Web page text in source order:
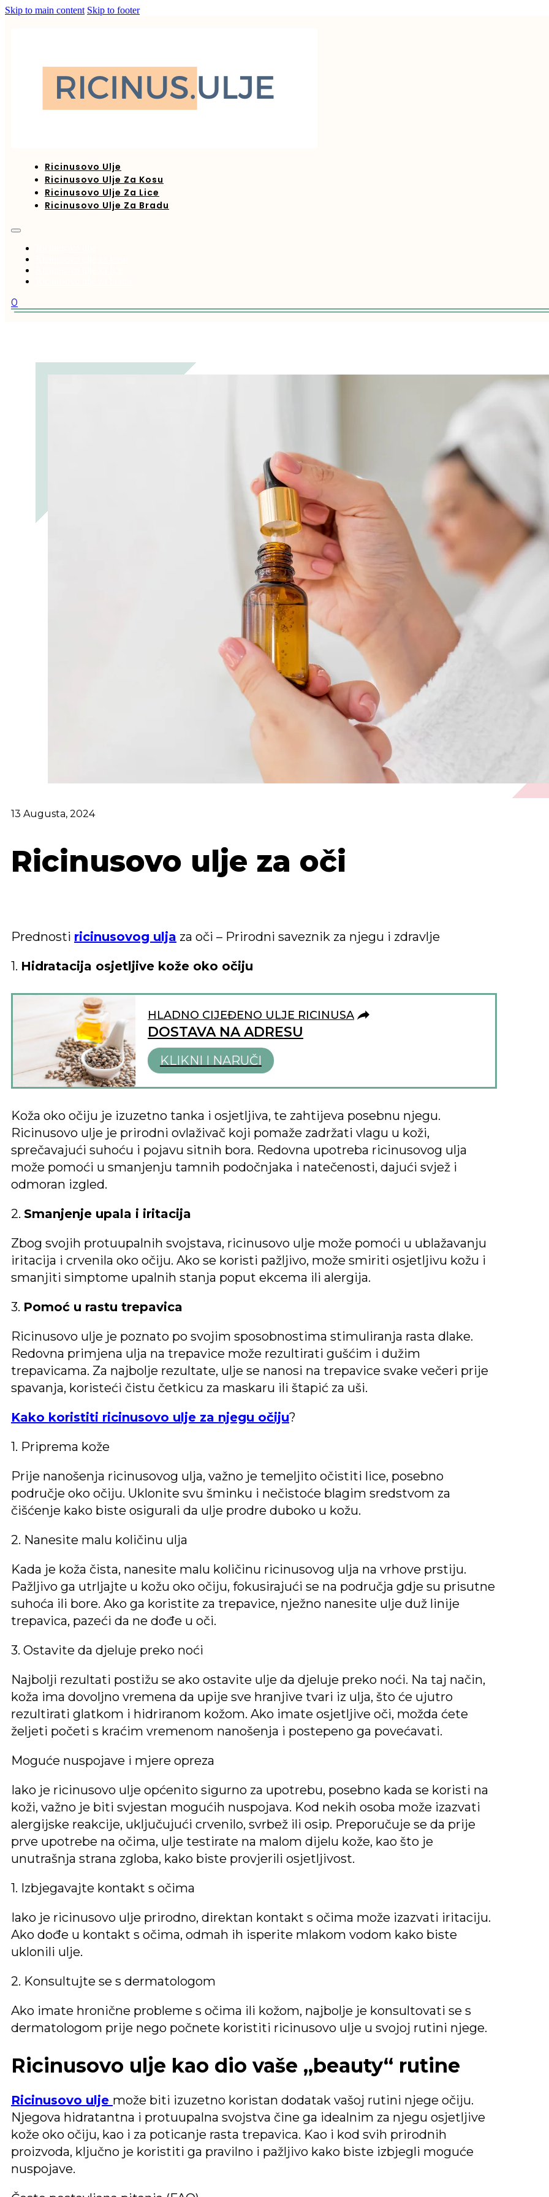
Skip to main content Skip to footer
Ricinusovo Ulje
Ricinusovo Ulje Za Kosu
Ricinusovo Ulje Za Lice
Ricinusovo Ulje Za Bradu
0
13 Augusta, 2024
Ricinusovo ulje za oči
Prednosti ricinusovog ulja za oči – Prirodni saveznik za njegu i zdravlje
1. Hidratacija osjetljive kože oko očiju
HLADNO CIJEĐENO ULJE RICINUSA
DOSTAVA NA ADRESU
KLIKNI I NARUČI
Koža oko očiju je izuzetno tanka i osjetljiva, te zahtijeva posebnu njegu.
Ricinusovo ulje je prirodni ovlaživač koji pomaže zadržati vlagu u koži,
sprečavajući suhoću i pojavu sitnih bora. Redovna upotreba ricinusovog ulja
može pomoći u smanjenju tamnih podočnjaka i natečenosti, dajući svjež i
odmoran izgled.
2. Smanjenje upala i iritacija
Zbog svojih protuupalnih svojstava, ricinusovo ulje može pomoći u ublažavanju
iritacija i crvenila oko očiju. Ako se koristi pažljivo, može smiriti osjetljivu kožu i
smanjiti simptome upalnih stanja poput ekcema ili alergija.
3. Pomoć u rastu trepavica
Ricinusovo ulje je poznato po svojim sposobnostima stimuliranja rasta dlake.
Redovna primjena ulja na trepavice može rezultirati gušćim i dužim
trepavicama. Za najbolje rezultate, ulje se nanosi na trepavice svake večeri prije
spavanja, koristeći čistu četkicu za maskaru ili štapić za uši.
Kako koristiti ricinusovo ulje za njegu očiju?
1. Priprema kože
Prije nanošenja ricinusovog ulja, važno je temeljito očistiti lice, posebno
područje oko očiju. Uklonite svu šminku i nečistoće blagim sredstvom za
čišćenje kako biste osigurali da ulje prodre duboko u kožu.
2. Nanesite malu količinu ulja
Kada je koža čista, nanesite malu količinu ricinusovog ulja na vrhove prstiju.
Pažljivo ga utrljajte u kožu oko očiju, fokusirajući se na područja gdje su prisutne
suhoća ili bore. Ako ga koristite za trepavice, nježno nanesite ulje duž linije
trepavica, pazeći da ne dođe u oči.
3. Ostavite da djeluje preko noći
Najbolji rezultati postižu se ako ostavite ulje da djeluje preko noći. Na taj način,
koža ima dovoljno vremena da upije sve hranjive tvari iz ulja, što će ujutro
rezultirati glatkom i hidriranom kožom. Ako imate osjetljive oči, možda ćete
željeti početi s kraćim vremenom nanošenja i postepeno ga povećavati.
Moguće nuspojave i mjere opreza
Iako je ricinusovo ulje općenito sigurno za upotrebu, posebno kada se koristi na
koži, važno je biti svjestan mogućih nuspojava. Kod nekih osoba može izazvati
alergijske reakcije, uključujući crvenilo, svrbež ili osip. Preporučuje se da prije
prve upotrebe na očima, ulje testirate na malom dijelu kože, kao što je
unutrašnja strana zgloba, kako biste provjerili osjetljivost.
1. Izbjegavajte kontakt s očima
Iako je ricinusovo ulje prirodno, direktan kontakt s očima može izazvati iritaciju.
Ako dođe u kontakt s očima, odmah ih isperite mlakom vodom kako biste
uklonili ulje.
2. Konsultujte se s dermatologom
Ako imate hronične probleme s očima ili kožom, najbolje je konsultovati se s
dermatologom prije nego počnete koristiti ricinusovo ulje u svojoj rutini njege.
Ricinusovo ulje kao dio vaše „beauty“ rutine
Ricinusovo ulje može biti izuzetno koristan dodatak vašoj rutini njege očiju.
Njegova hidratantna i protuupalna svojstva čine ga idealnim za njegu osjetljive
kože oko očiju, kao i za poticanje rasta trepavica. Kao i kod svih prirodnih
proizvoda, ključno je koristiti ga pravilno i pažljivo kako biste izbjegli moguće
nuspojave.